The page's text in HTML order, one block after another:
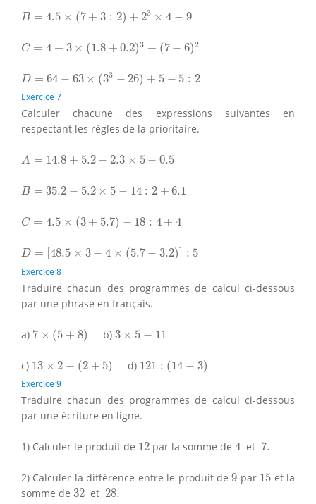
B = 4.5 × (7 + 3 : 2) + 23 × 4 − 9
B= 4.5 × +3: 2 + 3× 4 9
C = 4 + 3 × (1.8 + 0.2)3 + (7 − 6)2
C= +3 × (1.8 +0.2 ) + (7− 6 2
D = 64 − 63 × (33 − 26) + 5 − 5 : 2
D= 64− ×(3 −26 5− : 2
Exercice 7
Calculer chacune des expressions suivantes en
respectant les règles de la prioritaire.
A = 14.8 + 5.2 − 2.3 × 5 − 0.5
A 14.8 + 5.2−2.3 × 5−0.5
B = 35.2 − 5.2 × 5 − 14 : 2 + 6.1
B= 35.2 − 5.2×5 − 14 +6.1
C = 4.5 × (3 + 5.7) − 18 : 4 + 4
C= 4.5 × 3 +5.7 − 18 +4
D = [48.5 × 3 − 4 × (5.7 − 3.2) : 5
D= 48.5 × 3 −4 5.7 −3.2 5
Exercice 8
Traduire chacun des programmes de calcul ci-dessous
par une phrase en français.
a) 7 × (5 + 8)
7 5+ 8 b) 3 × 5 − 11
3 ×5− 11
c) 13 × 2 − (2 + 5)
13 2− +5 d) 121 : (14 − 3)
121 (14 )
Exercice 9
Traduire chacun des programmes de calcul ci-dessous
par une écriture en ligne.
1) Calculer le produit de 12
12 par la somme de 4
4 et 7.
7.
2) Calculer la différence entre le produit de9
9 par 15
15 et la
somme de 32
32 et 28.
28.